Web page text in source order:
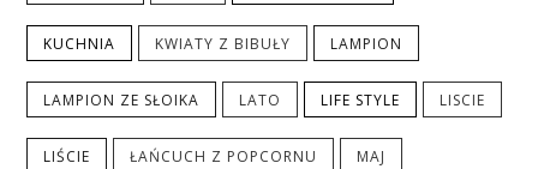
KUCHNIA KWIATY Z BIBUŁY LAMPION
LAMPION ZE SŁOIKA LATO LIFE STYLE LISCIE
LIŚCIE ŁAŃCUCH Z POPCORNU MAJ